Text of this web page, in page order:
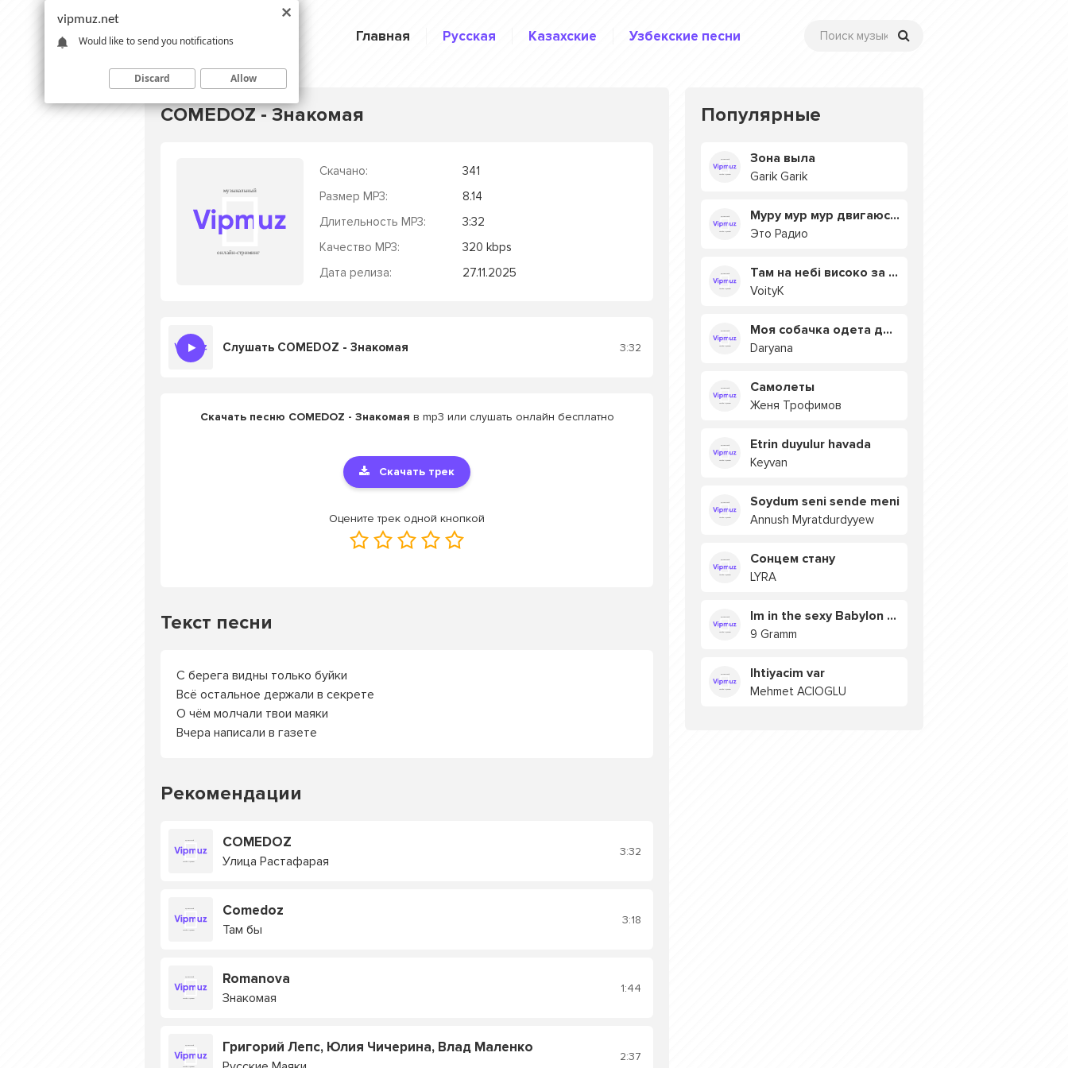
Главная Русская Казахские Узбекские песни
COMEDOZ - Знакомая
Скачано:
341
Размер MP3:
8.14
Длительность MP3:
3:32
Качество MP3:
320 kbps
Дата релиза:
27.11.2025
Слушать COMEDOZ - Знакомая 3:32
Скачать песню COMEDOZ - Знакомая в mp3 или слушать онлайн бесплатно
Скачать трек
Оцените трек одной кнопкой
Текст песни
С берега видны только буйки
Всё остальное держали в секрете
О чём молчали твои маяки
Вчера написали в газете
Рекомендации
COMEDOZ
Улица Растафарая
3:32
Comedoz
Там бы
3:18
Romanova
Знакомая
1:44
Григорий Лепс, Юлия Чичерина, Влад Маленко
2:37
Популярные
Зона выла
Garik Garik
Муру мур мур двигаюсь на мурмулях
Это Радио
Там на небі високо за хмарами
VoityK
Моя собачка одета дороже тебя
Daryana
Самолеты
Женя Трофимов
Etrin duyulur havada
Keyvan
Soydum seni sende meni
Annush Myratdurdyyew
Сонцем стану
LYRA
Im in the sexy Babylon БУЯ
9 Gramm
Ihtiyacim var
Mehmet ACIOGLU
vipmuz.net
Would like to send you notifications
Discard Allow